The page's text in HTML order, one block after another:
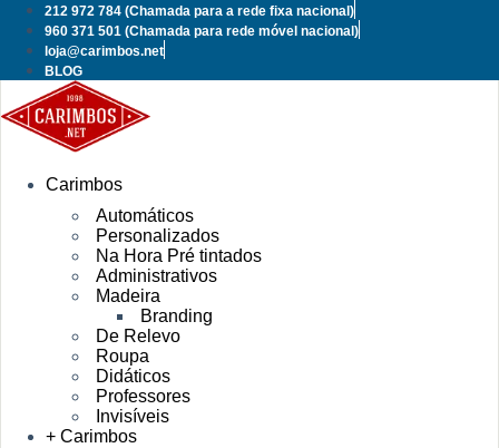
Pular
para
conteúdo
212 972 784 (Chamada para a rede fixa nacional)
960 371 501 (Chamada para rede móvel nacional)
loja@carimbos.net
BLOG
Carimbos
Automáticos
Personalizados
Na Hora Pré tintados
Administrativos
Madeira
Branding
De Relevo
Roupa
Didáticos
Professores
Invisíveis
+ Carimbos